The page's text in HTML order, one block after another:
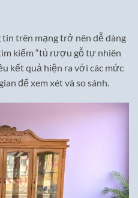
trên mạng trở nên dễ dàng
kiếm “tủ rượu gỗ tự nhiên
kết quả hiện ra với các mức
để xem xét và so sánh.